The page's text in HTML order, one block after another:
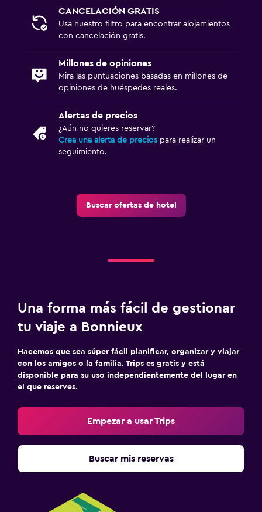
CANCELACIÓN GRATIS
Usa nuestro filtro para encontrar alojamientos
con cancelación gratis.
Millones de opiniones
Mira las puntuaciones basadas en millones de
opiniones de huéspedes reales.
Alertas de precios
¿Aún no quieres reservar?
Crea una alerta de precios para realizar un
seguimiento.
Buscar ofertas de hotel
Una forma más fácil de gestionar
tu viaje a Bonnieux
Hacemos que sea súper fácil planificar, organizar y viajar
con los amigos o la familia. Trips es gratis y está
disponible para su uso independientemente del lugar en
el que reserves.
Empezar a usar Trips
Buscar mis reservas